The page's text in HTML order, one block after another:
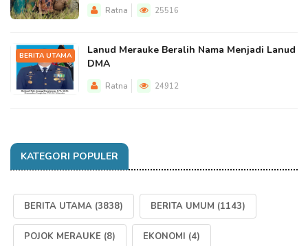
Ratna 25516
BERITA UTAMA
Lanud Merauke Beralih Nama Menjadi Lanud
DMA
Ratna 24912
KATEGORI POPULER
BERITA UTAMA (3838) BERITA UMUM (1143)
POJOK MERAUKE (8) EKONOMI (4)